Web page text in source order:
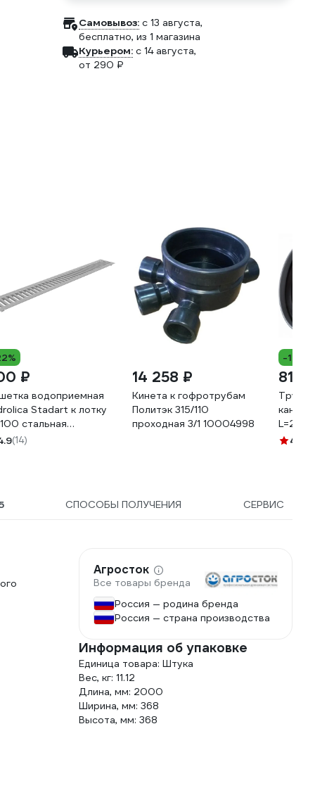
Самовывоз: c 13 августа,
бесплатно, из 1 магазина
Курьером: c 14 августа,
от 290 ₽
₽
водоприемная
Stadart к лотку
стальная
класса А15
(14)
14 258 ₽
Кинета к гофротрубам
Политэк 315/110
проходная 3/1 10004998
-10%
815 ₽
Труба
L=2 м,
мм4.8
СПОСОБЫ ПОЛУЧЕНИЯ СЕРВИС
Агросток
Все товары бренда
Россия — родина бренда
Россия — страна производства
Информация об упаковке
Единица товара: Штука
Вес, кг: 11.12
Длина, мм: 2000
Ширина, мм: 368
Высота, мм: 368